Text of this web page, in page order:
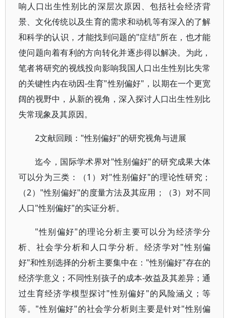
响人口出生性别比的深层次原因、包括社会经济背
景、文化传统以及生育的需求和动机等有深入的了解
和科学的认识，才能找到问题的"症结"所在，也才能
使问题向着有利的方向转化并逐步得以解决。为此，
笔者将研究的视线投向影响我国人口出生性别比失常
的关键性内在动因-生育"性别偏好"，以期在一个更宽
阔的视野中，从新的视角，深入探讨人口出生性别比
失常现象及其原因。
2文献回顾："性别偏好"的研究视角与进展
迄今，国际学术界对"性别偏好"的研究成果大体
可以分为三类：（1）对"性别偏好"的理论性研究；
（2）"性别偏好"的度量方法及其应用；（3）对不同
人口"性别偏好"的实证分析。
"性别偏好"的理论分析主要可以分为经济学分
析、社会学分析和人口学分析。经济学对"性别偏
好"和性别选择的分析主要集中在："性别偏好"存在的
经济学意义；不同性别孩子的成本-效益及其差异；通
过生育经济学模型探讨"性别偏好"的风险涵义；等
等。"性别偏好"的社会学分析则主要是针对"性别偏